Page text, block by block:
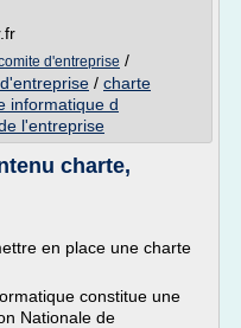
d'entreprise /
/ charte
informatique d
l'entreprise
charte,
en place une charte
constitue une
Nationale de